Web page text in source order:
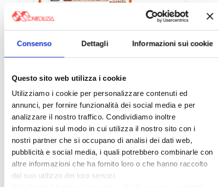
Consenso Dettagli Informazioni sui cookie
Questo sito web utilizza i cookie
Utilizziamo i cookie per personalizzare contenuti ed
annunci, per fornire funzionalità dei social media e per
analizzare il nostro traffico. Condividiamo inoltre
informazioni sul modo in cui utilizza il nostro sito con i
nostri partner che si occupano di analisi dei dati web,
pubblicità e social media, i quali potrebbero combinarle con
altre informazioni che ha fornito loro o che hanno raccolto
dal suo utilizzo dei loro servizi.
DaConfedilizia notizie di luglio
〉 Accesso all’area riservata
Nome utente:
Password: